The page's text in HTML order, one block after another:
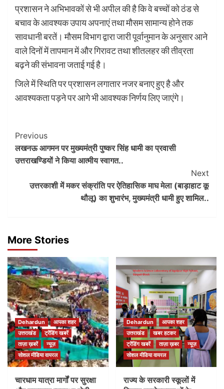
प्रशासन ने अभिभावकों से भी अपील की है कि वे बच्चों को ठंड से
बचाव के आवश्यक उपाय अपनाएं तथा मौसम सामान्य होने तक
सावधानी बरतें। मौसम विभाग द्वारा जारी पूर्वानुमान के अनुसार आने
वाले दिनों में तापमान में और गिरावट तथा शीतलहर की तीव्रता
बढ़ने की संभावना जताई गई है।
जिले में स्थिति पर प्रशासन लगातार नजर बनाए हुए है और
आवश्यकता पड़ने पर आगे भी आवश्यक निर्णय लिए जाएंगे।
Post
Navigation
Previous
लखनऊ आगमन पर मुख्यमंत्री पुष्कर सिंह धामी का प्रवासी
उत्तराखण्डियों ने किया आत्मीय स्वागत..
Next
उत्तरकाशी में मकर संक्रांति पर ऐतिहासिक माघ मेला (बाड़ाहाट कू
थौलू) का शुभारंभ, मुख्यमंत्री धामी हुए शामिल..
More Stories
Dehardun
आपका शहर
उत्तराखंड
ट्रेंडिंग खबरें
ताज़ा ख़बरें
न्यूज़
सोशल मीडिया वायरल
चारधाम यात्रा मार्गों पर सुरक्षा
Dehardun
आपका शहर
उत्तराखंड
खबर हटकर
ट्रेंडिंग खबरें
ताज़ा ख़बर
न्यूज़
सोशल मीडिया वायरल
राज्य के सरकारी स्कूलों में